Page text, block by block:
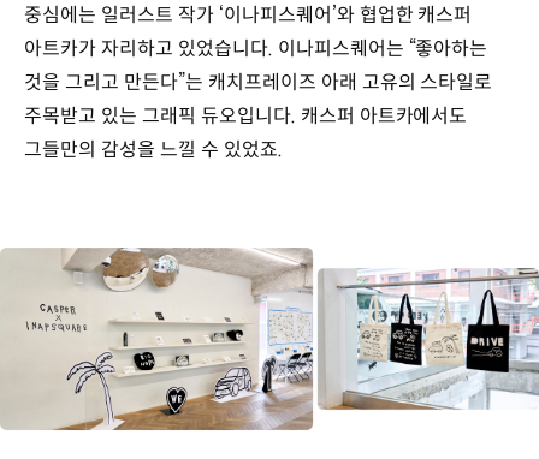
중심에는 일러스트 작가 ‘이나피스퀘어’와 협업한 캐스퍼
아트카가 자리하고 있었습니다. 이나피스퀘어는 “좋아하는
것을 그리고 만든다”는 캐치프레이즈 아래 고유의 스타일로
주목받고 있는 그래픽 듀오입니다. 캐스퍼 아트카에서도
그들만의 감성을 느낄 수 있었죠.